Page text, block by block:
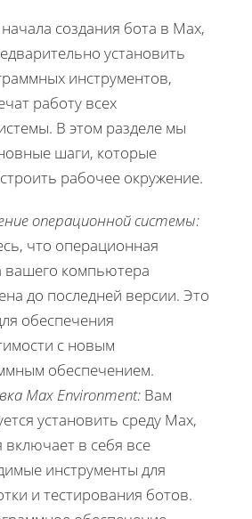
создания бота в Max,
установить
инструментов,
работу всех
В этом разделе мы
шаги, которые
рабочее окружение.
операционной системы:
что операционная
вашего компьютера
до последней версии. Это
обеспечения
с новым
обеспечением.
Max Environment: Вам
установить среду Max,
включает в себя все
инструменты для
и тестирования ботов.